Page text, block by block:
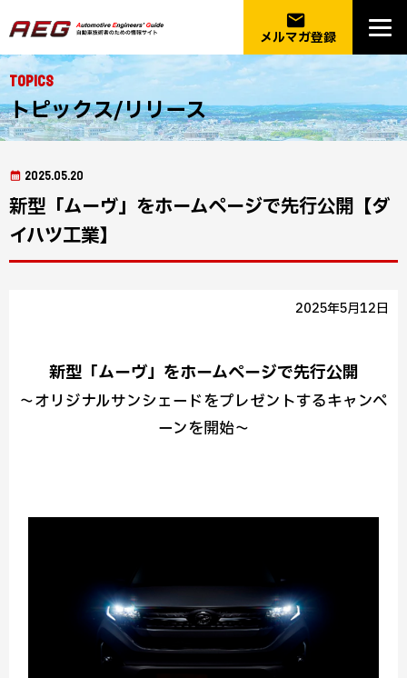
email
メルマガ登録
Topics
トピックス/リリース
2025.05.20
新型「ムーヴ」をホームページで先行公開【ダ
イハツ工業】
2025年5月12日
新型「ムーヴ」をホームページで先行公開
～オリジナルサンシェードをプレゼントするキャンペ
ーンを開始～